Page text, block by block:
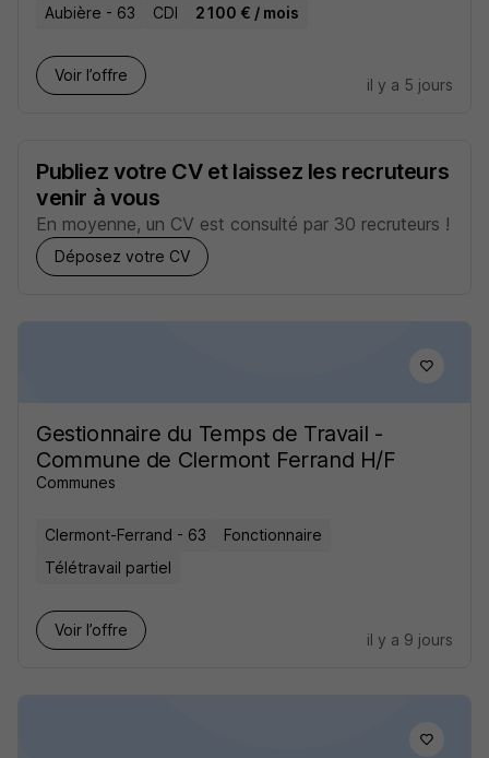
Aubière - 63 CDI 2 100 € / mois
Voir l’offre
il y a 5 jours
Publiez votre CV et laissez les recruteurs
venir à vous
En moyenne, un CV est consulté par 30 recruteurs !
Déposez votre CV
Gestionnaire du Temps de Travail -
Commune de Clermont Ferrand H/F
Communes
Clermont-Ferrand - 63
Fonctionnaire
Télétravail partiel
Voir l’offre
il y a 9 jours